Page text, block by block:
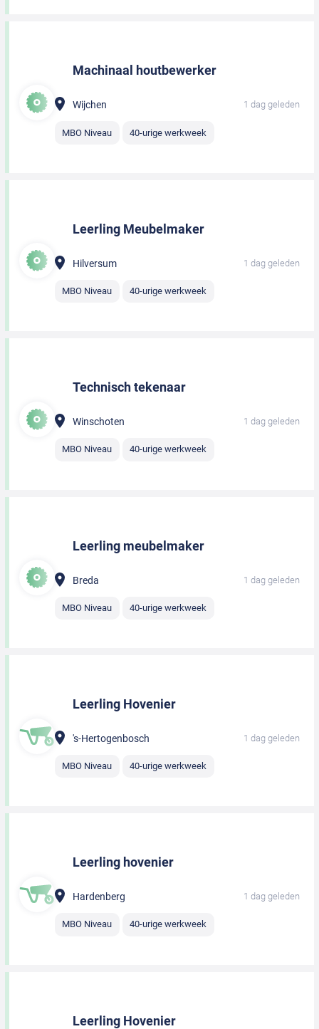
Machinaal houtbewerker
Wijchen 1 dag geleden
MBO Niveau 40-urige werkweek
Leerling Meubelmaker
Hilversum 1 dag geleden
MBO Niveau 40-urige werkweek
Technisch tekenaar
Winschoten 1 dag geleden
MBO Niveau 40-urige werkweek
Leerling meubelmaker
Breda 1 dag geleden
MBO Niveau 40-urige werkweek
Leerling Hovenier
's-Hertogenbosch 1 dag geleden
MBO Niveau 40-urige werkweek
Leerling hovenier
Hardenberg 1 dag geleden
MBO Niveau 40-urige werkweek
Leerling Hovenier